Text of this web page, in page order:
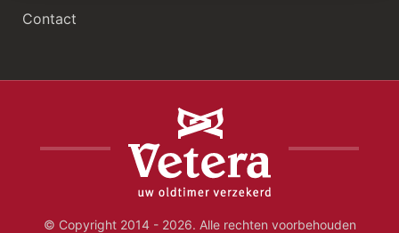
Contact
© Copyright 2014 - 2026. Alle rechten voorbehouden